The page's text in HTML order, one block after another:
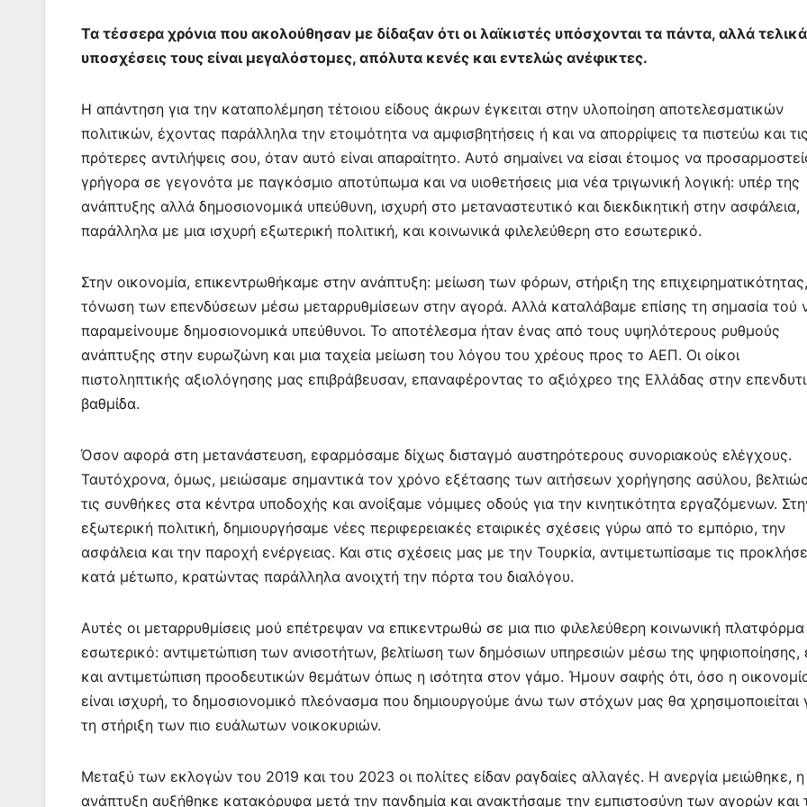
Τα τέσσερα χρόνια που ακολούθησαν με δίδαξαν ότι οι λαϊκιστές υπόσχονται τα πάντα, αλλά τελικά
υποσχέσεις τους είναι μεγαλόστομες, απόλυτα κενές και εντελώς ανέφικτες.
Η απάντηση για την καταπολέμηση τέτοιου είδους άκρων έγκειται στην υλοποίηση αποτελεσματικών
πολιτικών, έχοντας παράλληλα την ετοιμότητα να αμφισβητήσεις ή και να απορρίψεις τα πιστεύω και τις
πρότερες αντιλήψεις σου, όταν αυτό είναι απαραίτητο. Αυτό σημαίνει να είσαι έτοιμος να
γρήγορα σε γεγονότα με παγκόσμιο αποτύπωμα και να υιοθετήσεις μια νέα τριγωνική λογική: υπέρ της
ανάπτυξης αλλά δημοσιονομικά υπεύθυνη, ισχυρή στο μεταναστευτικό και διεκδικητική στην ασφάλεια,
παράλληλα με μια ισχυρή εξωτερική πολιτική, και κοινωνικά φιλελεύθερη στο εσωτερικό.
Στην οικονομία, επικεντρωθήκαμε στην ανάπτυξη: μείωση των φόρων, στήριξη της επιχειρηματικότητας,
τόνωση των επενδύσεων μέσω μεταρρυθμίσεων στην αγορά. Αλλά καταλάβαμε επίσης τη σημασία τού
παραμείνουμε δημοσιονομικά υπεύθυνοι. Το αποτέλεσμα ήταν ένας από τους υψηλότερους ρυθμούς
ανάπτυξης στην ευρωζώνη και μια ταχεία μείωση του λόγου του χρέους προς το ΑΕΠ. Οι οίκοι
πιστοληπτικής αξιολόγησης μας επιβράβευσαν, επαναφέροντας το αξιόχρεο της Ελλάδας στην
βαθμίδα.
Όσον αφορά στη μετανάστευση, εφαρμόσαμε δίχως δισταγμό αυστηρότερους συνοριακούς ελέγχους.
Ταυτόχρονα, όμως, μειώσαμε σημαντικά τον χρόνο εξέτασης των αιτήσεων χορήγησης ασύλου,
τις συνθήκες στα κέντρα υποδοχής και ανοίξαμε νόμιμες οδούς για την κινητικότητα εργαζόμενων.
εξωτερική πολιτική, δημιουργήσαμε νέες περιφερειακές εταιρικές σχέσεις γύρω από το εμπόριο, την
ασφάλεια και την παροχή ενέργειας. Και στις σχέσεις μας με την Τουρκία, αντιμετωπίσαμε τις
κατά μέτωπο, κρατώντας παράλληλα ανοιχτή την πόρτα του διαλόγου.
Αυτές οι μεταρρυθμίσεις μού επέτρεψαν να επικεντρωθώ σε μια πιο φιλελεύθερη κοινωνική
εσωτερικό: αντιμετώπιση των ανισοτήτων, βελτίωση των δημόσιων υπηρεσιών μέσω της ψηφιοποίησης,
και αντιμετώπιση προοδευτικών θεμάτων όπως η ισότητα στον γάμο. Ήμουν σαφής ότι, όσο η
είναι ισχυρή, το δημοσιονομικό πλεόνασμα που δημιουργούμε άνω των στόχων μας θα χρησιμοποιείται
τη στήριξη των πιο ευάλωτων νοικοκυριών.
Μεταξύ των εκλογών του 2019 και του 2023 οι πολίτες είδαν ραγδαίες αλλαγές. Η ανεργία μειώθηκε, η
ανάπτυξη αυξήθηκε κατακόρυφα μετά την πανδημία και ανακτήσαμε την εμπιστοσύνη των αγορών και